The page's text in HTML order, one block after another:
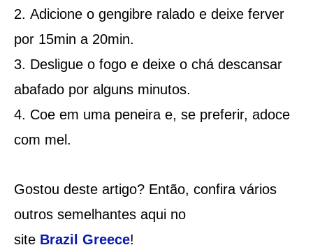
Adicione o gengibre ralado e deixe ferver
por 15min a 20min.
Desligue o fogo e deixe o chá descansar
abafado por alguns minutos.
Coe em uma peneira e, se preferir, adoce
com mel.
Gostou deste artigo? Então, confira vários
outros semelhantes aqui no
site Brazil Greece!